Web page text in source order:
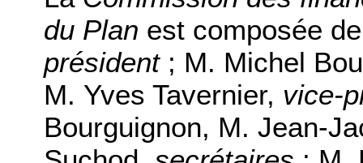
du Plan est composée
président; M. Michel
M. Yves Tavernier, vice-
Bourguignon, M. Jean-